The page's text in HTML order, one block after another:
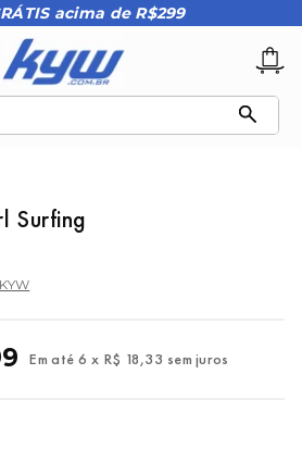
acima de R$299
Surfing
KYW
Em até 6 x R$ 18,33 sem juros